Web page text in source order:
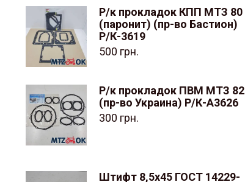
Р/к прокладок КПП МТЗ 80
(паронит) (пр-во Бастион)
Р/К-3619
500 грн.
Р/к прокладок ПВМ МТЗ 82
(пр-во Украина) Р/К-А3626
300 грн.
Штифт 8,5х45 ГОСТ 14229-